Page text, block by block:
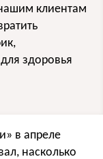
клиентам
здоровья
в апреле
насколько